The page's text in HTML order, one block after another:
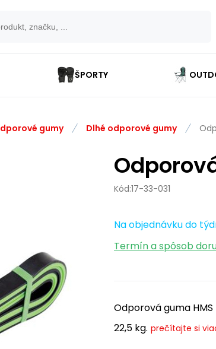
ŠPORTY
gumy Dlhé odporové gumy
Kód:17-33-031
Na objednávku do
Termín a spôsob
Odporová guma HMS
22,5 kg. prečítajte si